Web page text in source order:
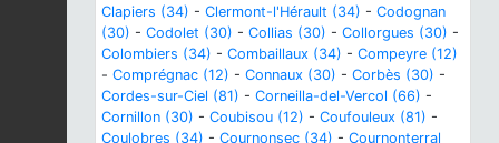
Clapiers (34) - Clermont-l'Hérault (34) - Codognan
(30) - Codolet (30) - Collias (30) - Collorgues (30) -
Colombiers (34) - Combaillaux (34) - Compeyre (12)
- Comprégnac (12) - Connaux (30) - Corbès (30) -
Cordes-sur-Ciel (81) - Corneilla-del-Vercol (66) -
Cornillon (30) - Coubisou (12) - Coufouleux (81) -
Coulobres (34) - Cournonsec (34) - Cournonterral